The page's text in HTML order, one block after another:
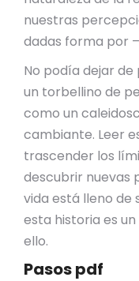
nuestras
dadas forma por
No podía dejar
un torbellino de
como un
cambiante. Leer
trascender los
descubrir nuevas
vida está lleno de
esta historia es
ello.
Pasos pdf